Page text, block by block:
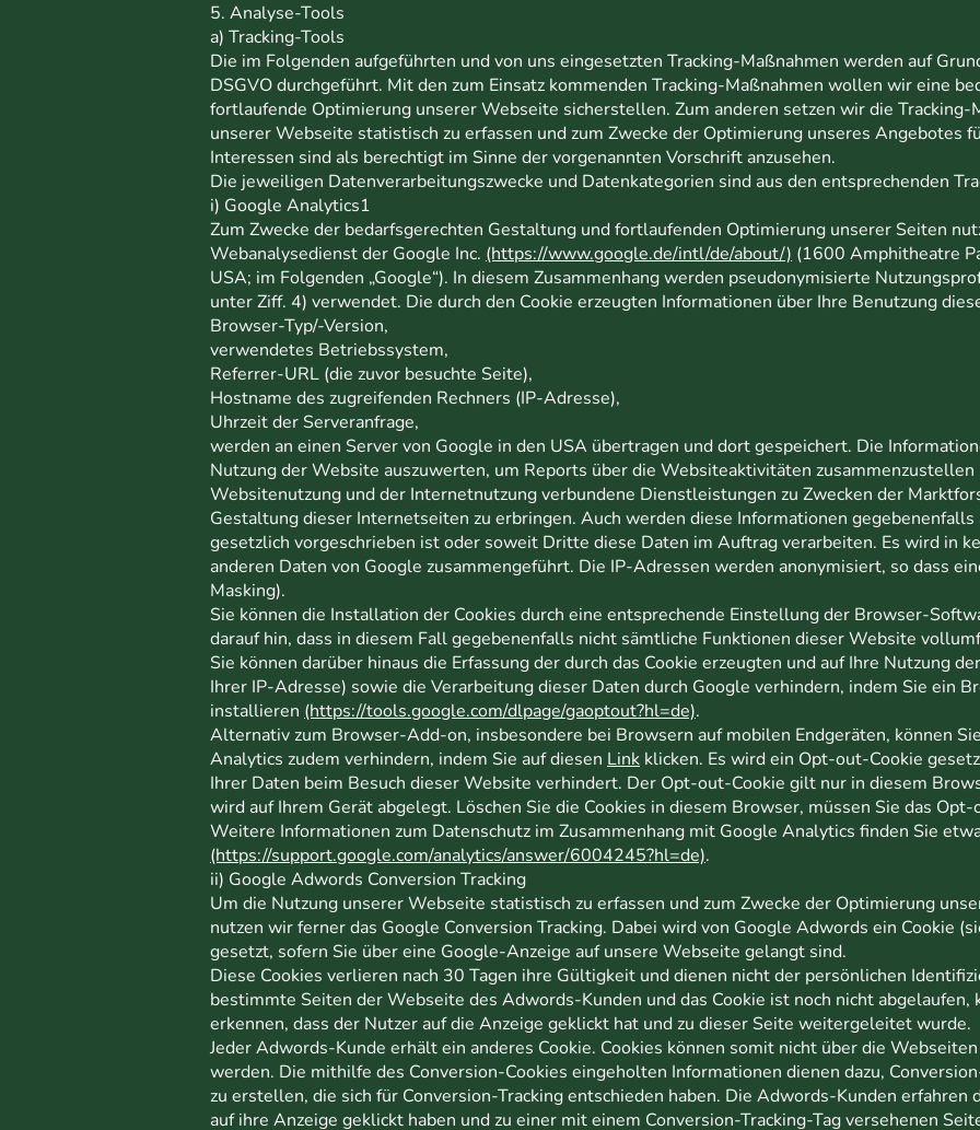
5. Analyse-Tools
a) Tracking-Tools
Die im Folgenden aufgeführten und von uns eingesetzten Tracking-Maßnahmen werden auf
DSGVO durchgeführt. Mit den zum Einsatz kommenden Tracking-Maßnahmen wollen wir eine
fortlaufende Optimierung unserer Webseite sicherstellen. Zum anderen setzen wir die Tracking-
unserer Webseite statistisch zu erfassen und zum Zwecke der Optimierung unseres Angebotes
Interessen sind als berechtigt im Sinne der vorgenannten Vorschrift anzusehen.
Die jeweiligen Datenverarbeitungszwecke und Datenkategorien sind aus den entsprechenden
i) Google Analytics1
Zum Zwecke der bedarfsgerechten Gestaltung und fortlaufenden Optimierung unserer Seiten
Webanalysedienst der Google Inc. (https://www.google.de/intl/de/about/) (1600 Amphitheatre
USA; im Folgenden „Google“). In diesem Zusammenhang werden pseudonymisierte
unter Ziff. 4) verwendet. Die durch den Cookie erzeugten Informationen über Ihre Benutzung
Browser-Typ/-Version,
verwendetes Betriebssystem,
Referrer-URL (die zuvor besuchte Seite),
Hostname des zugreifenden Rechners (IP-Adresse),
Uhrzeit der Serveranfrage,
werden an einen Server von Google in den USA übertragen und dort gespeichert. Die
Nutzung der Website auszuwerten, um Reports über die Websiteaktivitäten
Websitenutzung und der Internetnutzung verbundene Dienstleistungen zu Zwecken der
Gestaltung dieser Internetseiten zu erbringen. Auch werden diese Informationen
gesetzlich vorgeschrieben ist oder soweit Dritte diese Daten im Auftrag verarbeiten. Es wird in
anderen Daten von Google zusammengeführt. Die IP-Adressen werden anonymisiert, so dass
Masking).
Sie können die Installation der Cookies durch eine entsprechende Einstellung der Browser-
darauf hin, dass in diesem Fall gegebenenfalls nicht sämtliche Funktionen dieser Website
Sie können darüber hinaus die Erfassung der durch das Cookie erzeugten und auf Ihre Nutzung
Ihrer IP-Adresse) sowie die Verarbeitung dieser Daten durch Google verhindern, indem Sie ein
installieren (https://tools.google.com/dlpage/gaoptout?hl=de).
Alternativ zum Browser-Add-on, insbesondere bei Browsern auf mobilen Endgeräten, können
Analytics zudem verhindern, indem Sie auf diesen Link klicken. Es wird ein Opt-out-Cookie
Ihrer Daten beim Besuch dieser Website verhindert. Der Opt-out-Cookie gilt nur in diesem
wird auf Ihrem Gerät abgelegt. Löschen Sie die Cookies in diesem Browser, müssen Sie das
Weitere Informationen zum Datenschutz im Zusammenhang mit Google Analytics finden Sie
(https://support.google.com/analytics/answer/6004245?hl=de).
ii) Google Adwords Conversion Tracking
Um die Nutzung unserer Webseite statistisch zu erfassen und zum Zwecke der Optimierung
nutzen wir ferner das Google Conversion Tracking. Dabei wird von Google Adwords ein Cookie
gesetzt, sofern Sie über eine Google-Anzeige auf unsere Webseite gelangt sind.
Diese Cookies verlieren nach 30 Tagen ihre Gültigkeit und dienen nicht der persönlichen
bestimmte Seiten der Webseite des Adwords-Kunden und das Cookie ist noch nicht abgelaufen,
erkennen, dass der Nutzer auf die Anzeige geklickt hat und zu dieser Seite weitergeleitet wurde.
Jeder Adwords-Kunde erhält ein anderes Cookie. Cookies können somit nicht über die
werden. Die mithilfe des Conversion-Cookies eingeholten Informationen dienen dazu,
zu erstellen, die sich für Conversion-Tracking entschieden haben. Die Adwords-Kunden erfahren
auf ihre Anzeige geklickt haben und zu einer mit einem Conversion-Tracking-Tag versehenen